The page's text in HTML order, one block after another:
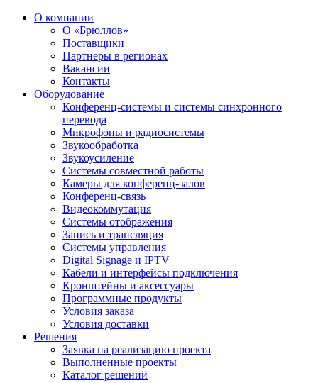
О компании
О «Брюллов»
Поставщики
Партнеры в регионах
Вакансии
Контакты
Оборудование
Конференц-системы и системы синхронного
перевода
Микрофоны и радиосистемы
Звукообработка
Звукоусиление
Системы совместной работы
Камеры для конференц-залов
Конференц-связь
Видеокоммутация
Системы отображения
Запись и трансляция
Системы управления
Digital Signage и IPTV
Кабели и интерфейсы подключения
Кронштейны и аксессуары
Программные продукты
Условия заказа
Условия доставки
Решения
Заявка на реализацию проекта
Выполненные проекты
Каталог решений